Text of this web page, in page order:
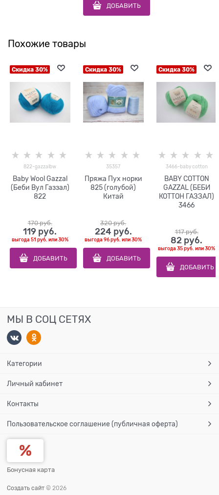
ДОБАВИТЬ
Похожие товары
Скидка 30%
822-gazzalbw
Baby Wool Gazzal
(Беби Вул Газзал)
822
170 руб.
119 руб.
выгода 51 руб. или30%
ДОБАВИТЬ
Скидка 30%
35357
Пряжа Пух норки
825 (голубой)
Китай
320 руб.
224 руб.
выгода96 руб. или30%
ДОБАВИТЬ
Скидка 30%
3466-baby cotton
BABY COTTON
GAZZAL (БЕБИ
КОТТОН ГАЗЗАЛ)
3466
117 руб.
82 руб.
выгода35 руб. или30%
ДОБАВИТЬ
МЫ В СОЦ СЕТЯХ
Категории
Личный кабинет
Контакты
Пользовательское соглашение (публичная оферта)
Бонусная карта
Создать сайт © 2026